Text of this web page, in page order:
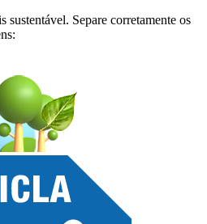
Separe corretamente os